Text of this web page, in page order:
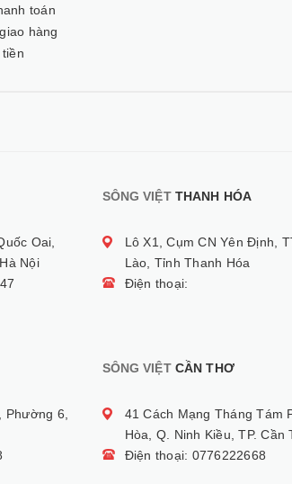
toán
hàng
Oai,
Nội
SÔNG VIỆTTHANH HÓA
Lô X1, Cụm CN Yên Định,
Lào, Tỉnh Thanh Hóa
Điện thoại:
Phường 6,
SÔNG VIỆTCẦN THƠ
41 Cách Mạng Tháng Tám
Hòa, Q. Ninh Kiều, TP. Cần
Điện thoại: 0776222668